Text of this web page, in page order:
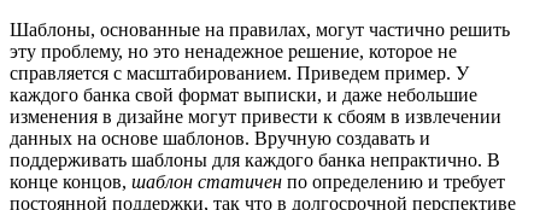
Шаблоны, основанные на правилах, могут частично решить
эту проблему, но это ненадежное решение, которое не
справляется с масштабированием. Приведем пример. У
каждого банка свой формат выписки, и даже небольшие
изменения в дизайне могут привести к сбоям в извлечении
данных на основе шаблонов. Вручную создавать и
поддерживать шаблоны для каждого банка непрактично. В
конце концов, шаблон статичен по определению и требует
постоянной поддержки, так что в долгосрочной перспективе